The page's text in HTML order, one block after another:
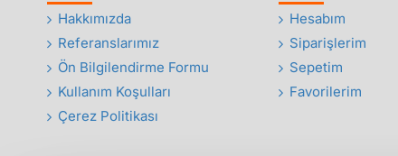
Hakkımızda
Referanslarımız
Ön Bilgilendirme Formu
Kullanım Koşulları
Çerez Politikası
Hesabım
Siparişlerim
Sepetim
Favorilerim